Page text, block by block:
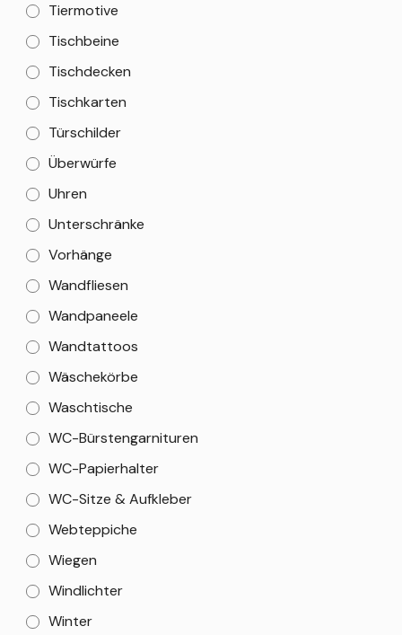
Tiermotive
Tischbeine
Tischdecken
Tischkarten
Türschilder
Überwürfe
Uhren
Unterschränke
Vorhänge
Wandfliesen
Wandpaneele
Wandtattoos
Wäschekörbe
Waschtische
WC-Bürstengarnituren
WC-Papierhalter
WC-Sitze & Aufkleber
Webteppiche
Wiegen
Windlichter
Winter